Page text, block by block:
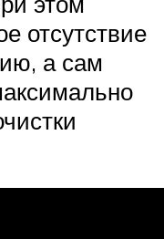
отсутствие
а сам